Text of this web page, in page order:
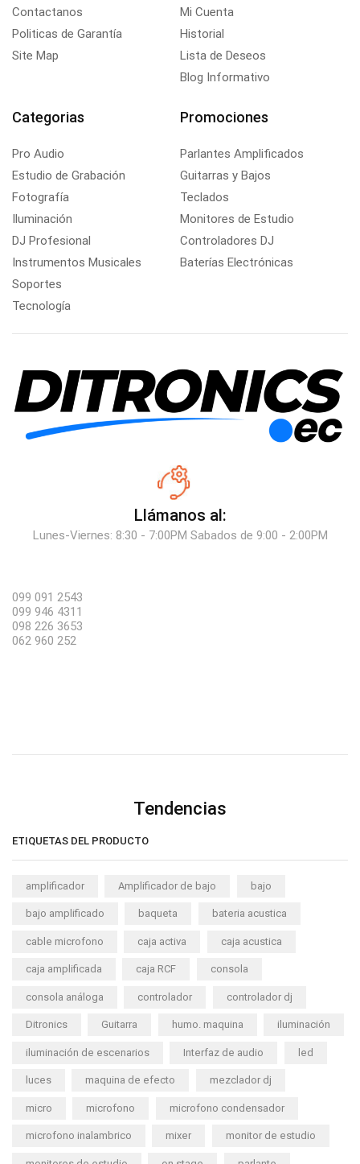
Contactanos
Politicas de Garantía
Site Map
Mi Cuenta
Historial
Lista de Deseos
Blog Informativo
Categorias
Pro Audio
Estudio de Grabación
Fotografía
Iluminación
DJ Profesional
Instrumentos Musicales
Soportes
Tecnología
Promociones
Parlantes Amplificados
Guitarras y Bajos
Teclados
Monitores de Estudio
Controladores DJ
Baterías Electrónicas
Llámanos al:
Lunes-Viernes: 8:30 - 7:00PM Sabados de 9:00 - 2:00PM
099 091 2543
099 946 4311
098 226 3653
062 960 252
Tendencias
ETIQUETAS DEL PRODUCTO
amplificador Amplificador de bajo bajo
bajo amplificado baqueta bateria acustica
cable microfono caja activa caja acustica
caja amplificada caja RCF consola
consola análoga controlador controlador dj
Ditronics Guitarra humo. maquina iluminación
iluminación de escenarios Interfaz de audio led
luces maquina de efecto mezclador dj
micro microfono microfono condensador
microfono inalambrico mixer monitor de estudio